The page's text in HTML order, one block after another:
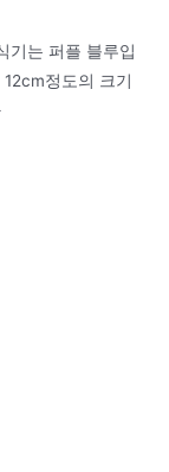
기는 퍼플 블루입
정도의 크기